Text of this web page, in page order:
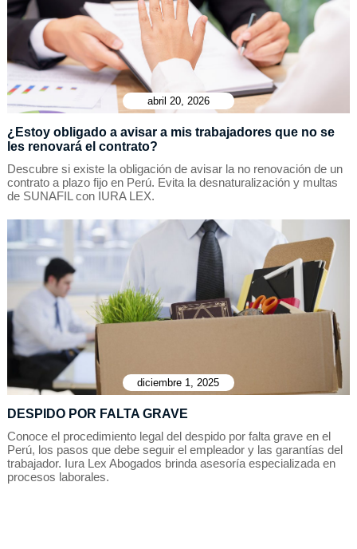
abril 20, 2026
¿Estoy obligado a avisar a mis trabajadores que no se
les renovará el contrato?
Descubre si existe la obligación de avisar la no renovación de un
contrato a plazo fijo en Perú. Evita la desnaturalización y multas
de SUNAFIL con IURA LEX.
diciembre 1, 2025
DESPIDO POR FALTA GRAVE
Conoce el procedimiento legal del despido por falta grave en el
Perú, los pasos que debe seguir el empleador y las garantías del
trabajador. Iura Lex Abogados brinda asesoría especializada en
procesos laborales.